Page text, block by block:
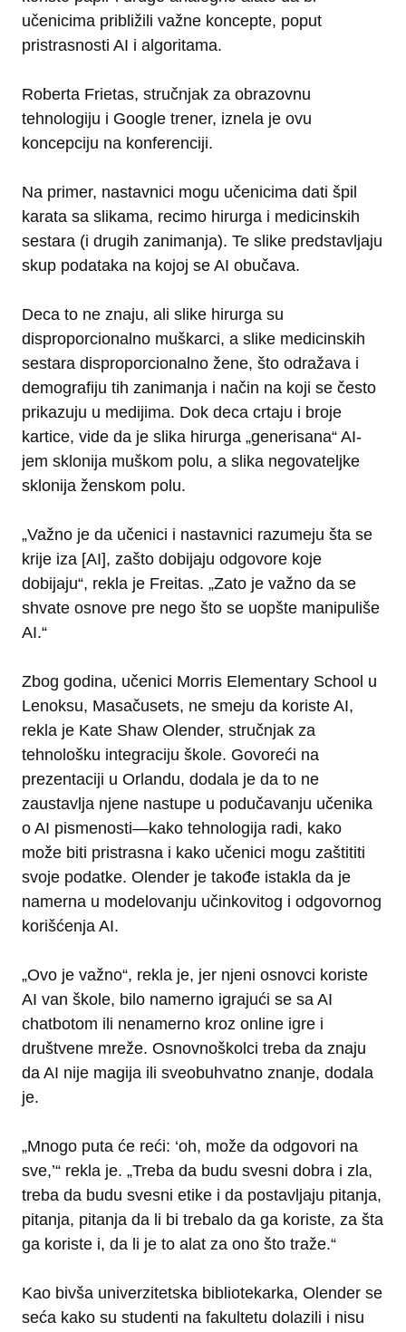
učenicima približili važne koncepte, poput
pristrasnosti AI i algoritama.
Roberta Frietas, stručnjak za obrazovnu
tehnologiju i Google trener, iznela je ovu
koncepciju na konferenciji.
Na primer, nastavnici mogu učenicima dati špil
karata sa slikama, recimo hirurga i medicinskih
sestara (i drugih zanimanja). Te slike predstavljaju
skup podataka na kojoj se AI obučava.
Deca to ne znaju, ali slike hirurga su
disproporcionalno muškarci, a slike medicinskih
sestara disproporcionalno žene, što odražava i
demografiju tih zanimanja i način na koji se često
prikazuju u medijima. Dok deca crtaju i broje
kartice, vide da je slika hirurga „generisana“ AI-
jem sklonija muškom polu, a slika negovateljke
sklonija ženskom polu.
„Važno je da učenici i nastavnici razumeju šta se
krije iza [AI], zašto dobijaju odgovore koje
dobijaju“, rekla je Freitas. „Zato je važno da se
shvate osnove pre nego što se uopšte manipuliše
AI.“
Zbog godina, učenici Morris Elementary School u
Lenoksu, Masačusets, ne smeju da koriste AI,
rekla je Kate Shaw Olender, stručnjak za
tehnološku integraciju škole. Govoreći na
prezentaciji u Orlandu, dodala je da to ne
zaustavlja njene nastupe u podučavanju učenika
o AI pismenosti—kako tehnologija radi, kako
može biti pristrasna i kako učenici mogu zaštititi
svoje podatke. Olender je takođe istakla da je
namerna u modelovanju učinkovitog i odgovornog
korišćenja AI.
„Ovo je važno“, rekla je, jer njeni osnovci koriste
AI van škole, bilo namerno igrajući se sa AI
chatbotom ili nenamerno kroz online igre i
društvene mreže. Osnovnoškolci treba da znaju
da AI nije magija ili sveobuhvatno znanje, dodala
je.
„Mnogo puta će reći: ‘oh, može da odgovori na
sve,’“ rekla je. „Treba da budu svesni dobra i zla,
treba da budu svesni etike i da postavljaju pitanja,
pitanja, pitanja da li bi trebalo da ga koriste, za šta
ga koriste i, da li je to alat za ono što traže.“
Kao bivša univerzitetska bibliotekarka, Olender se
seća kako su studenti na fakultetu dolazili i nisu